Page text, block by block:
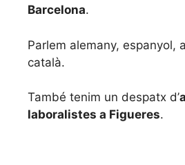
Barcelona.
Parlem alemany, espanyol,
català.
També tenim un despatx d’
laboralistes a Figueres.